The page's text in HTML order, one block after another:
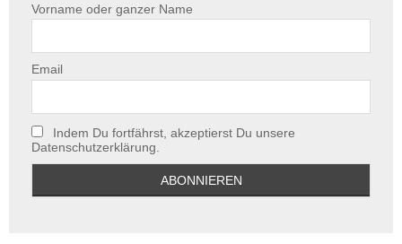
Vorname oder ganzer Name
Email
Indem Du fortfährst, akzeptierst Du unsere
Datenschutzerklärung.